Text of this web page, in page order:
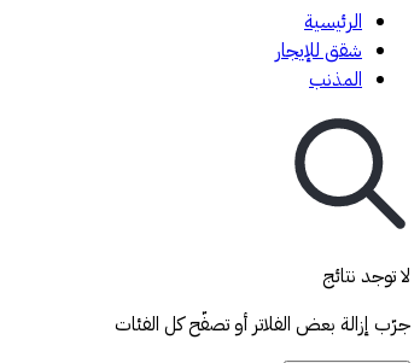
الرئيسية
شقق للإيجار
المذنب
لا توجد نتائج
جرّب إزالة بعض الفلاتر أو تصفّح كل الفئات